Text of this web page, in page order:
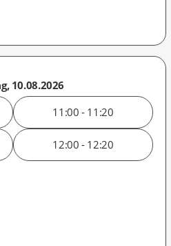
10.08.2026
11:00 - 11:20
12:00 - 12:20